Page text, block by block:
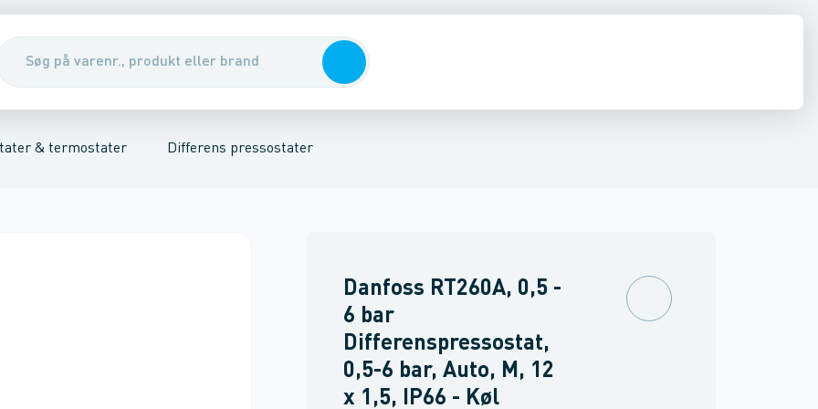
Chillere & fancoilsRegulering, styring & ventiler
& termostater
styringVentiler & spolerManometre, termometre, vakuummetre
Differens pressostater
& tilbehørDobbelt trykafbrydere
Danfoss RT260A, 0,5 -
6 bar
Differenspressostat,
0,5-6 bar, Auto, M, 12
x 1,5, IP66 - Køl